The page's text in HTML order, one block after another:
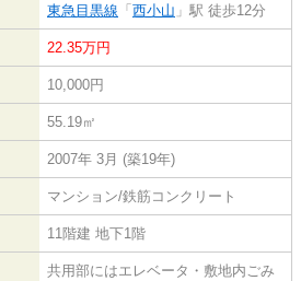
東急目黒線 「 西小山 」駅 徒歩12分
22.35万円
10,000円
55.19㎡
2007年 3月 (築19年)
マンション/鉄筋コンクリート
11階建 地下1階
共用部にはエレベータ・敷地内ごみ